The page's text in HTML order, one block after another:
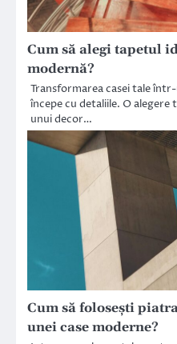
Cum să alegi tapetul
modernă?
Transformarea casei tale
începe cu detaliile. O
unui decor…
Cum să folosești
unei case moderne?